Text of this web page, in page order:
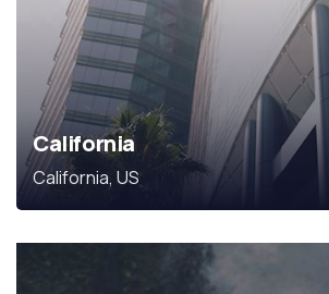
California
California, US